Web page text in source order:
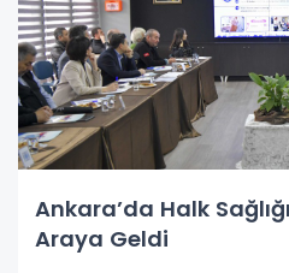
Ankara’da Halk
Araya Geldi